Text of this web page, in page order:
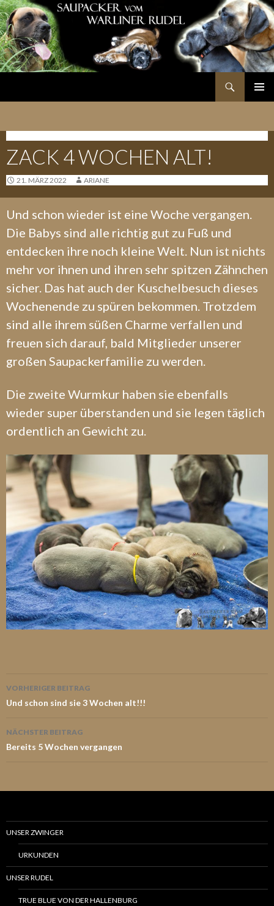
ZACK 4 WOCHEN ALT!
21. MÄRZ 2022 ARIANE
Und schon wieder ist eine Woche vergangen.
Die Babys sind alle richtig gut zu Fuß und
entdecken ihre noch kleine Welt. Nun ist nichts
mehr vor ihnen und ihren sehr spitzen Zähnchen
sicher. Das hat auch der Kuschelbesuch dieses
Wochenende zu spüren bekommen. Trotzdem
sind alle ihrem süßen Charme verfallen und
freuen sich darauf, bald Mitglieder unserer
großen Saupackerfamilie zu werden.
Die zweite Wurmkur haben sie ebenfalls
wieder super überstanden und sie legen täglich
ordentlich an Gewicht zu.
Beitrags-
Navigation
VORHERIGER BEITRAG
Und schon sind sie 3 Wochen alt!!!
NÄCHSTER BEITRAG
Bereits 5 Wochen vergangen
UNSER ZWINGER
URKUNDEN
UNSER RUDEL
TRUE BLUE VON DER HALLENBURG